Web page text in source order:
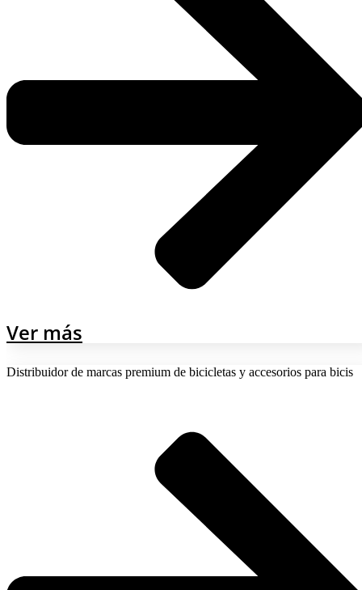
Ver más
Distribuidor de marcas premium de bicicletas y accesorios para bicis